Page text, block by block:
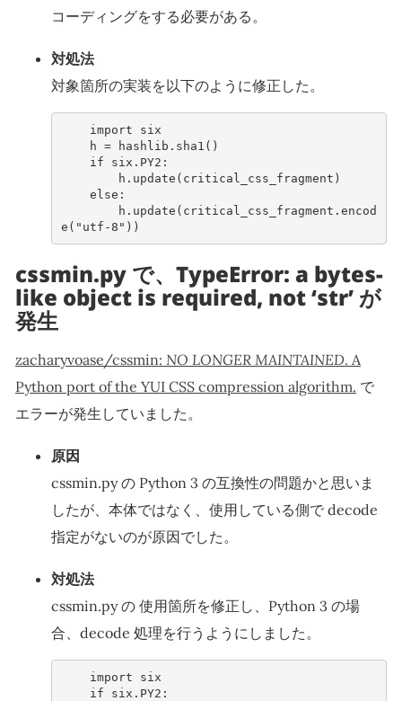
コーディングをする必要がある。
対処法
対象箇所の実装を以下のように修正した。
import
six
h = hashlib . sha1 ()
if
six . PY2 :
h . update ( critical_css_fragment )
else :
h . update ( critical_css_fragment . encod
e ( "utf-8" ))
cssmin.py で、TypeError: a bytes-
like object is required, not ‘str’ が
発生
zacharyvoase/cssmin: NO LONGER MAINTAINED. A
Python port of the YUI CSS compression algorithm. で
エラーが発生していました。
原因
cssmin.py の Python 3 の互換性の問題かと思いま
したが、本体ではなく、使用している側で decode
指定がないのが原因でした。
対処法
cssmin.py の 使用箇所を修正し、Python 3 の場
合、decode 処理を行うようにしました。
import
six
if
six . PY2 :